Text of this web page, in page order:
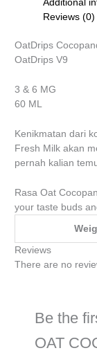
Additional
Reviews (0)
OatDrips
OatDrips V9
3 & 6 MG
60 ML
Kenikmatan dari
Fresh Milk akan
pernah kalian
Rasa Oat
your taste buds
Reviews
There are no
Be the
OAT